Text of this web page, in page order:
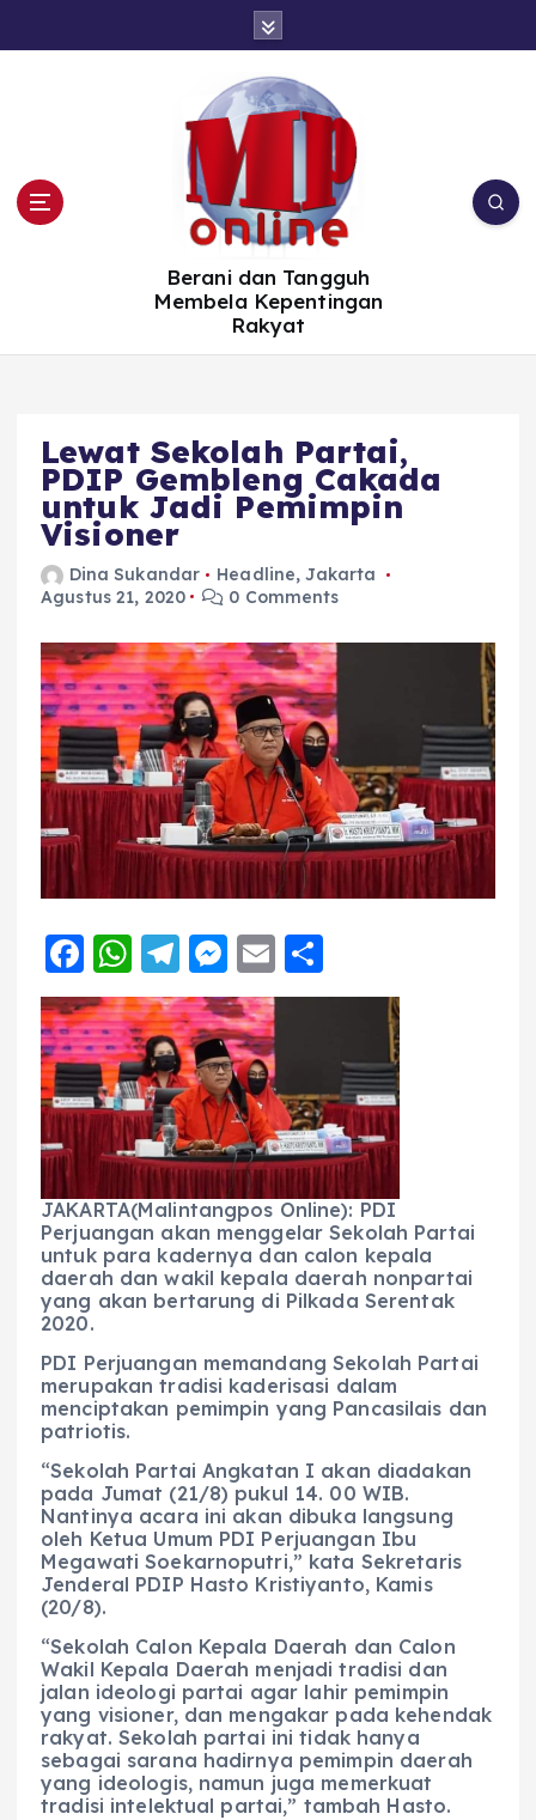
Berani dan Tangguh
Membela Kepentingan
Rakyat
Lewat Sekolah Partai,
PDIP Gembleng Cakada
untuk Jadi Pemimpin
Visioner
Dina Sukandar Headline,Jakarta
Agustus 21, 2020
0 Comments
F
a
c
e
b
o
o
k
W
h
a
ts
A
p
p
T
el
e
g
r
a
m
M
e
ss
e
n
g
er
E
m
l
h
re
JAKARTA(Malintangpos Online): PDI
Perjuangan akan menggelar Sekolah Partai
untuk para kadernya dan calon kepala
daerah dan wakil kepala daerah nonpartai
yang akan bertarung di Pilkada Serentak
2020.
PDI Perjuangan memandang Sekolah Partai
merupakan tradisi kaderisasi dalam
menciptakan pemimpin yang Pancasilais dan
patriotis.
“Sekolah Partai Angkatan I akan diadakan
pada Jumat (21/8) pukul 14. 00 WIB.
Nantinya acara ini akan dibuka langsung
oleh Ketua Umum PDI Perjuangan Ibu
Megawati Soekarnoputri,” kata Sekretaris
Jenderal PDIP Hasto Kristiyanto, Kamis
(20/8).
“Sekolah Calon Kepala Daerah dan Calon
Wakil Kepala Daerah menjadi tradisi dan
jalan ideologi partai agar lahir pemimpin
yang visioner, dan mengakar pada kehendak
rakyat. Sekolah partai ini tidak hanya
sebagai sarana hadirnya pemimpin daerah
yang ideologis, namun juga memerkuat
tradisi intelektual partai,” tambah Hasto.